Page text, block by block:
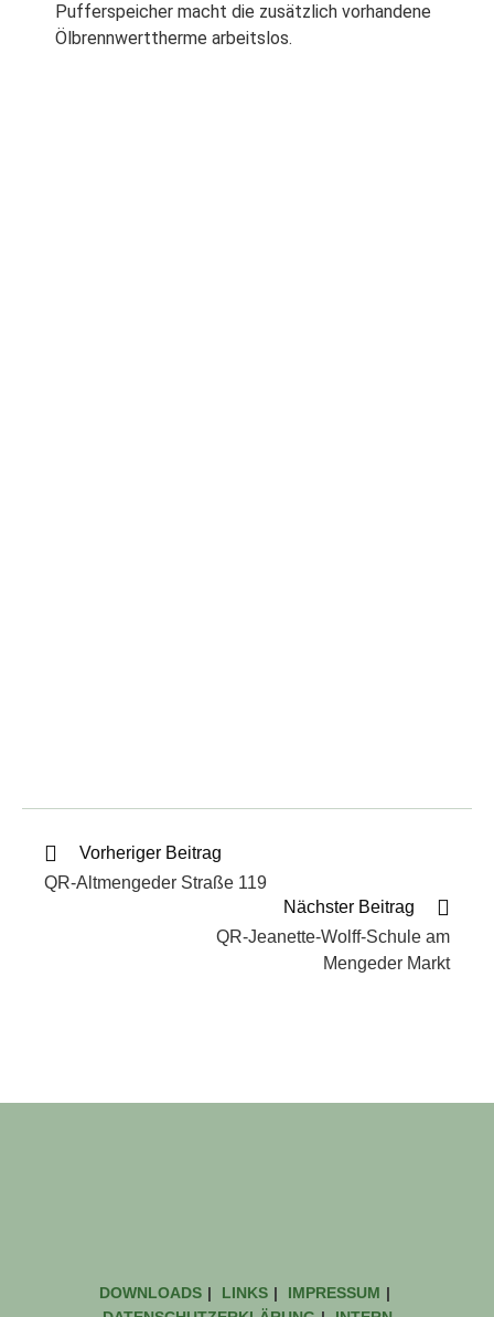
Pufferspeicher macht die zusätzlich vorhandene
Ölbrennwerttherme arbeitslos.
Vorheriger Beitrag
QR-Altmengeder Straße 119
Nächster Beitrag
QR-Jeanette-Wolff-Schule am
Mengeder Markt
DOWNLOADS LINKS
IMPRESSUM